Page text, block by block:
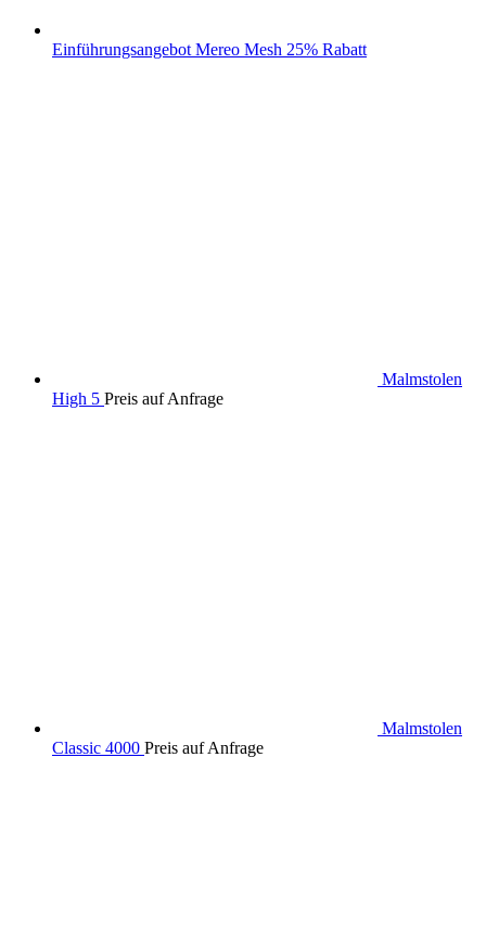
Einführungsangebot Mereo Mesh 25% Rabatt
Malmstolen
High 5 Preis auf Anfrage
Malmstolen
Classic 4000 Preis auf Anfrage